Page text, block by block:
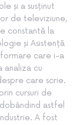
și a susținut
de televiziune,
constantă la
și Asistență
formare care i-a
analiza cu
care scrie.
cursuri de
astfel
A fost